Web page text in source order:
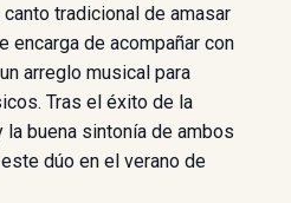
tradicional de amasar
encarga de acompañar con
arreglo musical para
Tras el éxito de la
buena sintonía de ambos
dúo en el verano de